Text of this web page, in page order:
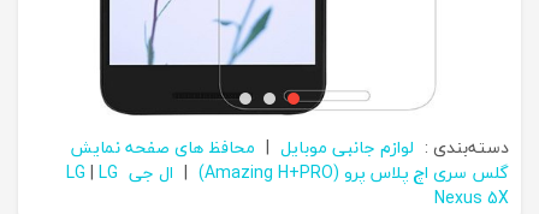
دسته‌بندی : لوازم جانبی موبایل | محافظ های صفحه نمایش
گلس سری اچ پلاس پرو (Amazing H+PRO)
| ال جی LG | LG
Nexus 5X